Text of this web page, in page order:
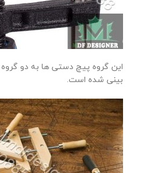
این گروه پیچ دستی ها به دو
بینی شده است.